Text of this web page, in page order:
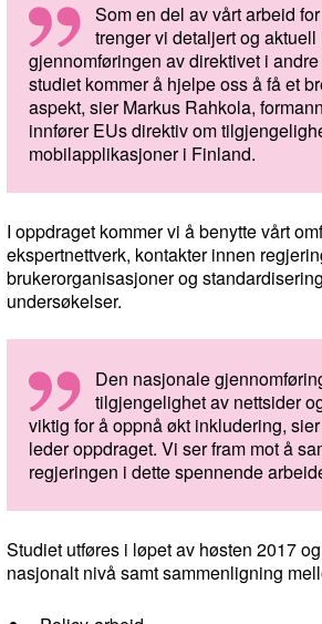
Som en del av vårt arbeid
trenger vi detaljert og
gjennomføringen av direktivet i
studiet kommer å hjelpe oss å få et
aspekt, sier Markus Rahkola,
innfører EUs direktiv om
mobilapplikasjoner i Finland.
I oppdraget kommer vi å benytte vårt
ekspertnettverk, kontakter innen
brukerorganisasjoner og
undersøkelser.
Den nasjonale
tilgjengelighet av nettsider
viktig for å oppnå økt inkludering,
leder oppdraget. Vi ser fram mot å
regjeringen i dette spennende
Studiet utføres i løpet av høsten 2017
nasjonalt nivå samt sammenligning